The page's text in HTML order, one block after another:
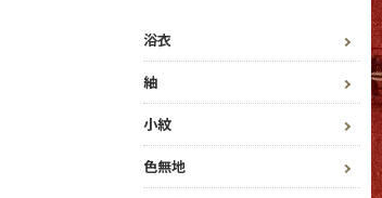
浴衣
紬
小紋
色無地